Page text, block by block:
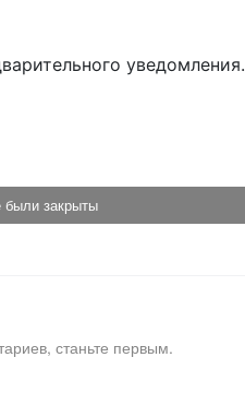
уведомления.
были закрыты
станьте первым.